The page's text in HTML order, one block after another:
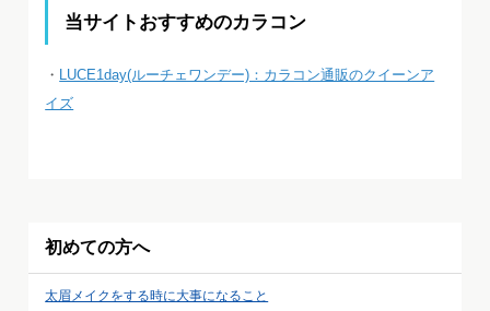
当サイトおすすめのカラコン
・ LUCE1day(ルーチェワンデー)：カラコン通販のクイーンア
イズ
初めての方へ
太眉メイクをする時に大事になること